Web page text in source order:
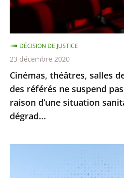
juge
référés
ne
suspend
pas
leur
fermeture
en
d’une
Cinémas, théâtres, salles
des référés ne suspend
raison d’une situation
dégrad...
DÉCISION DE JUSTICE
23 décembre 2020